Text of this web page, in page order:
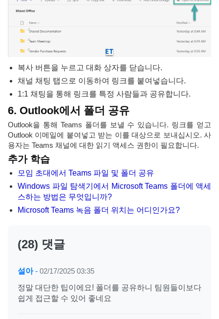
복사 버튼을 누르고 대화 상자를 닫습니다.
채널 채팅 탭으로 이동하여 링크를 붙여넣습니다.
1:1 채팅을 통해 링크를 특정 사람들과 공유합니다.
6. Outlook에서 폴더 공유
Outlook을 통해 Teams 폴더를 보낼 수 있습니다. 링크를 얻고
Outlook 이메일에 붙여넣고 받는 이를 대상으로 보내십시오. 사
용자는 Teams 채널에 대한 읽기 액세스 권한이 필요합니다.
추가 학습
모임 초대에서 Teams 파일 및 폴더 공유
Windows 파일 탐색기에서 Microsoft Teams 폴더에 액세
스하는 방법은 무엇입니까?
Microsoft Teams 녹음 폴더 위치는 어디인가요?
(28) 댓글
설아- 02/17/2025 03:35
정말 대단한 팁이에요! 폴더를 공유하니 팀원들이보다
쉽게 접근할 수 있어 좋네요